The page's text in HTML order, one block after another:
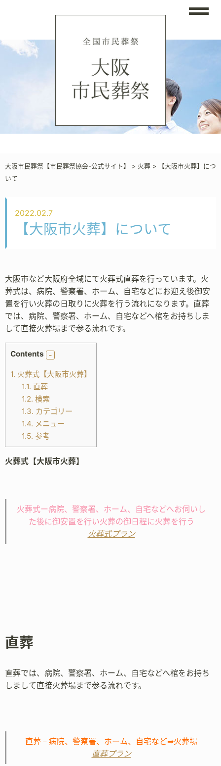
大阪市民葬祭【市民葬祭協会-公式サイト】 > 火葬 >
【大阪市火葬】につ
いて
2022.02.7
【大阪市火葬】について
大阪市など大阪府全域にて火葬式直葬を行っています。火
葬式は、病院、警察署、ホーム、自宅などにお迎え後御安
置を行い火葬の日取りに火葬を行う流れになります。直葬
では、病院、警察署、ホーム、自宅などへ棺をお持ちしま
して直接火葬場まで参る流れです。
Contents
1. 火葬式【大阪市火葬】
1.1. 直葬
1.2. 検索
1.3. カテゴリー
1.4. メニュー
1.5. 参考
火葬式【大阪市火葬】
火葬式ー病院、警察署、ホーム、自宅などへお伺いし
た後に御安置を行い火葬の御日程に火葬を行う
火葬式プラン
直葬
直葬では、病院、警察署、ホーム、自宅などへ棺をお持ち
しまして直接火葬場まで参る流れです。
直葬－病院、警察署、ホーム、自宅など➡火葬場
直葬プラン